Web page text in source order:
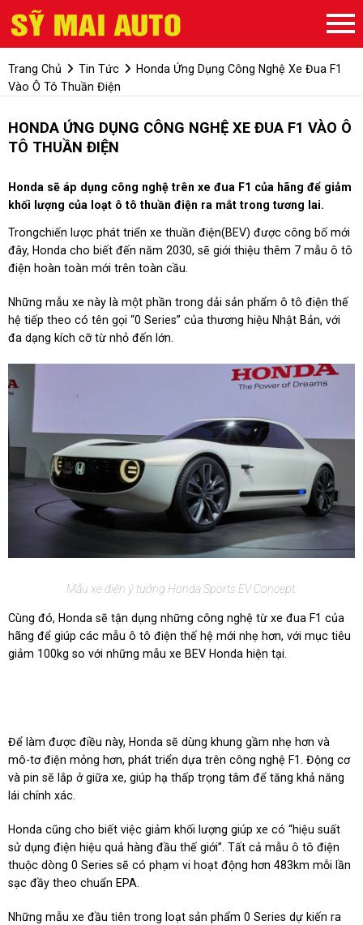
Trang Chủ Tin Tức
Honda Ứng Dụng Công Nghệ Xe Đua F1
Vào Ô Tô Thuần Điện
HONDA ỨNG DỤNG CÔNG NGHỆ XE ĐUA F1 VÀO Ô
TÔ THUẦN ĐIỆN
Honda sẽ áp dụng công nghệ trên xe đua F1 của hãng để giảm
khối lượng của loạt ô tô thuần điện ra mắt trong tương lai.
Trongchiến lược phát triển xe thuần điện(BEV) được công bố mới
đây, Honda cho biết đến năm 2030, sẽ giới thiệu thêm 7 mẫu ô tô
điện hoàn toàn mới trên toàn cầu.
Những mẫu xe này là một phần trong dải sản phẩm ô tô điện thế
hệ tiếp theo có tên gọi “0 Series” của thương hiệu Nhật Bản, với
đa dạng kích cỡ từ nhỏ đến lớn.
Mẫu xe điện ý tưởng Honda Sports EV Concept.
Cùng đó, Honda sẽ tận dụng những công nghệ từ xe đua F1 của
hãng để giúp các mẫu ô tô điện thế hệ mới nhẹ hơn, với mục tiêu
giảm 100kg so với những mẫu xe BEV Honda hiện tại.
Để làm được điều này, Honda sẽ dùng khung gầm nhẹ hơn và
mô-tơ điện mỏng hơn, phát triển dựa trên công nghệ F1. Động cơ
và pin sẽ lắp ở giữa xe, giúp hạ thấp trọng tâm để tăng khả năng
lái chính xác.
Honda cũng cho biết việc giảm khối lượng giúp xe có “hiệu suất
sử dụng điện hiệu quả hàng đầu thế giới”. Tất cả mẫu ô tô điện
thuộc dòng 0 Series sẽ có phạm vi hoạt động hơn 483km mỗi lần
sạc đầy theo chuẩn EPA.
Những mẫu xe đầu tiên trong loạt sản phẩm 0 Series dự kiến ra